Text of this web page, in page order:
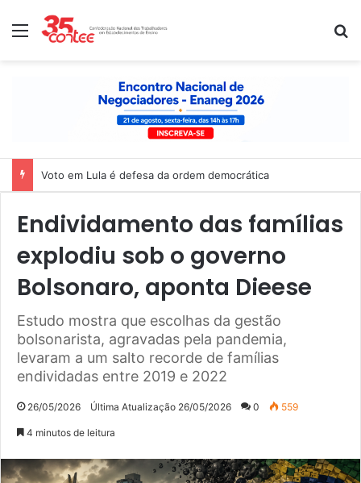
Menu
Nota de solidariedade ao povo venezuelano
Endividamento das famílias
explodiu sob o governo
Bolsonaro, aponta Dieese
Estudo mostra que escolhas da gestão
bolsonarista, agravadas pela pandemia,
levaram a um salto recorde de famílias
endividadas entre 2019 e 2022
26/05/2026 Última Atualização 26/05/2026 0 559
4 minutos de leitura